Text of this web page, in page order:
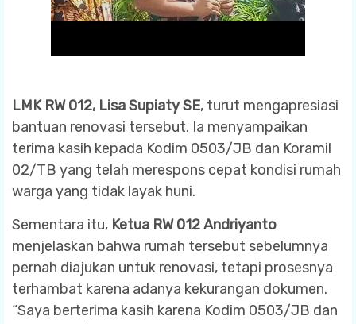
LMK RW 012, Lisa Supiaty SE, turut mengapresiasi
bantuan renovasi tersebut. Ia menyampaikan
terima kasih kepada Kodim 0503/JB dan Koramil
02/TB yang telah merespons cepat kondisi rumah
warga yang tidak layak huni.
Sementara itu, Ketua RW 012 Andriyanto
menjelaskan bahwa rumah tersebut sebelumnya
pernah diajukan untuk renovasi, tetapi prosesnya
terhambat karena adanya kekurangan dokumen.
“Saya berterima kasih karena Kodim 0503/JB dan